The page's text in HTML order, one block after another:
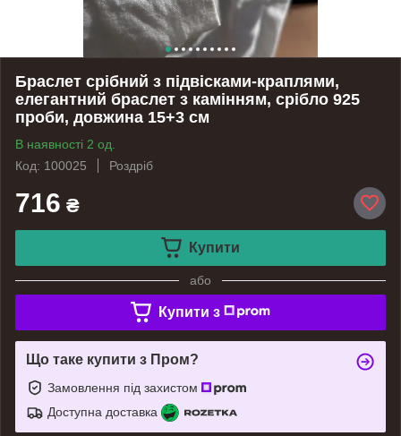
Браслет срібний з підвісками-краплями,
елегантний браслет з камінням, срібло 925
проби, довжина 15+3 см
В наявності 2 од.
Код: 100025
Роздріб
716 ₴
Купити
або
Купити з
Що таке купити з Пром?
Замовлення під захистом
Доступна доставка